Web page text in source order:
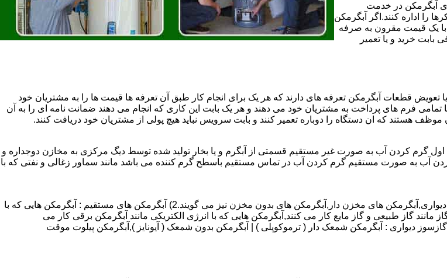
آبگرمکن در خدمت
را اداره کنند.اگر آبگرمکن
با یک قیمت مقرون به صرفه
بابت خرید و یا تعمیر
تعویض قطعات آبگرمکن تعرفه های دارند که هر یک برای انجام کار طبق آن تعرفه ها قیمت ها را به مشتریان خود
تمامی فرم های پرداخت به مشتریان خود می دهند و هر یک بابت این کاری که انجام می دهند ضمانت نامه ای را به آن
هستند که ان دستگاه را دوباره تعمیر کنند و بابت سرویس نباید هیچ پولی از مشتریان خود دریافت کنند.
کردن آب به صورت غیر مستقیم قسمتی از آبگرم و یا بخار تولید شده توسط دیگ مرکزی به مخازن دوجداره و
به صورت مستقیم گرم کردن آب در تماس مستقیم باسطح گرم کننده می باشد مانند سماور زغالی و نفتی که با
انواع آبگرمکن و تعمیر آبگرمکن عبارتند از : 1) آبگرمکن های گاز سوز : آب گرمکن های آنی دیواری,آبگرمکن های مخزن دار,آبگرمکن های بدون مخزن نیز می گویند.2) آبگرمکن های مستقیم : آبگرمکن هایی که با
گاز طبیعی و گاز مایع کار می کنند,آبگرمکن هایی که با انرژی الکتریکی مانند آبگرمکن برقی کار می
انرژی حیدری مانند آبگرمکن حیدری کار می کنند.3) آبگرمکن های گازسوز دیواری : آبگرمکن شمعک دار ( ترموکوپلی ) | آبگرمکن بدون شمعک ( آیونایز ),آبگرمکن پیلوت موقت